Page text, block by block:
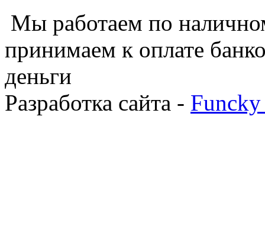
Мы работаем по
принимаем к оплате
деньги
Разработка сайта -